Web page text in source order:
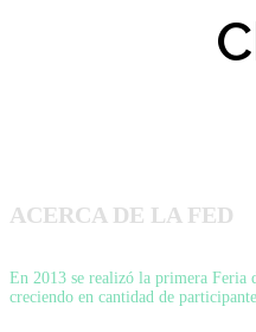
ACERCA DE LA FED
En 2013 se realizó la primera Feria
creciendo en cantidad de